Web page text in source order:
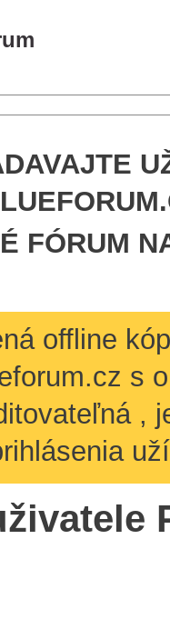
FÓRUM
offline
s
,